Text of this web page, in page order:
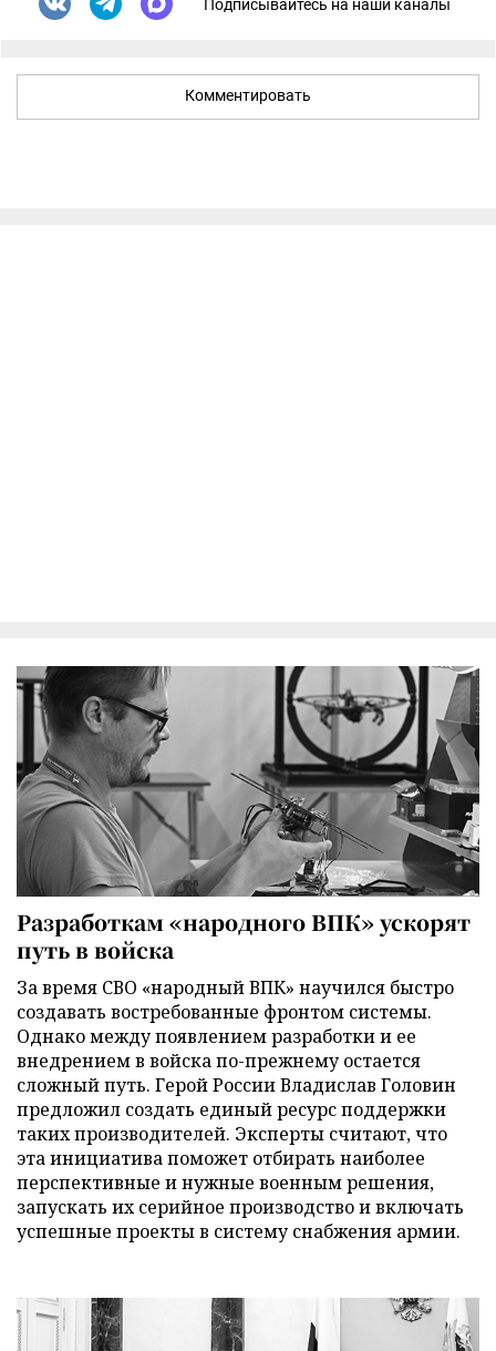
Подписывайтесь на наши каналы
Комментировать
Разработкам «народного ВПК» ускорят
путь в войска
За время СВО «народный ВПК» научился быстро
создавать востребованные фронтом системы.
Однако между появлением разработки и ее
внедрением в войска по-прежнему остается
сложный путь. Герой России Владислав Головин
предложил создать единый ресурс поддержки
таких производителей. Эксперты считают, что
эта инициатива поможет отбирать наиболее
перспективные и нужные военным решения,
запускать их серийное производство и включать
успешные проекты в систему снабжения армии.